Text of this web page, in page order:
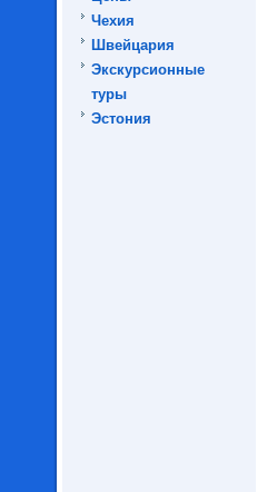
Чехия
Швейцария
Экскурсионные
туры
Эстония